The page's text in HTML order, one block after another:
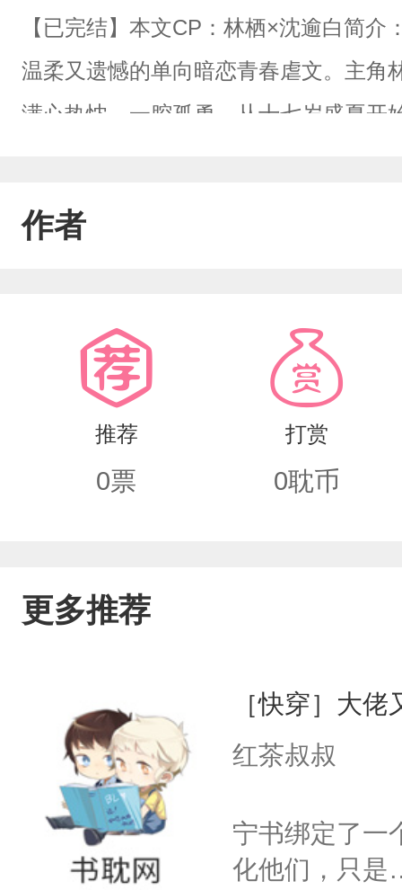
【已完结】本文CP：林栖×沈逾白简
温柔又遗憾的单向暗恋青春虐文。主角
满心热忱、一腔孤勇，从十七岁盛夏开
冷暖、会陪他散步吹风，看似特殊对
口，站在熟悉的路灯下等风、等晚霞
景，偷偷收藏所有和对方有关的细碎
自我慰藉撑过漫长的单恋。他以为坚
林栖慢慢释怀、慢慢放下。他删掉回
放回自己身上。故事结尾，春回大地，
的盛夏。最终风停人散，年少心事止
等过你，最后只剩：岁岁无你，余生自
作者
推荐
0票
打赏
0耽币
更多推荐
［快穿］大
红茶叔叔
宁书绑定了一
化他们，只是